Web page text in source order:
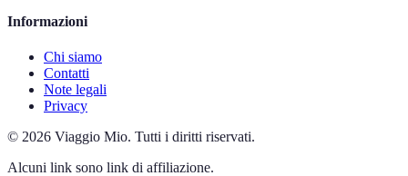
Informazioni
Chi siamo
Contatti
Note legali
Privacy
© 2026 Viaggio Mio. Tutti i diritti riservati.
Alcuni link sono link di affiliazione.